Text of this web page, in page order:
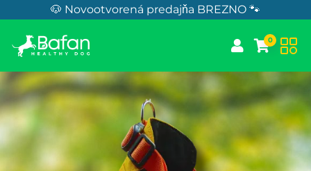
Skip to Content🐶 Novootvorená predajňa BREZNO 🐾
0